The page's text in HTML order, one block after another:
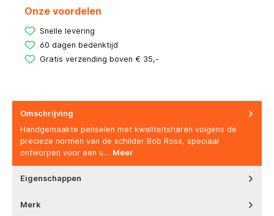
Onze voordelen
Snelle levering
60 dagen bedenktijd
Gratis verzending boven € 35,-
Omschrijving
Handgemaakte penselen met kwaliteitsharen volgens de
precieze normen van de schilder Bob Ross, speciaal
ontworpen voor een u… Meer
Eigenschappen
Merk